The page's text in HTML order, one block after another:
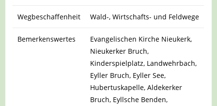
Wegbeschaffenheit Wald-, Wirtschafts- und Feldwege
Bemerkenswertes
Evangelischen Kirche Nieukerk,
Nieukerker Bruch,
Kinderspielplatz, Landwehrbach,
Eyller Bruch, Eyller See,
Hubertuskapelle, Aldekerker
Bruch, Eyllsche Benden,